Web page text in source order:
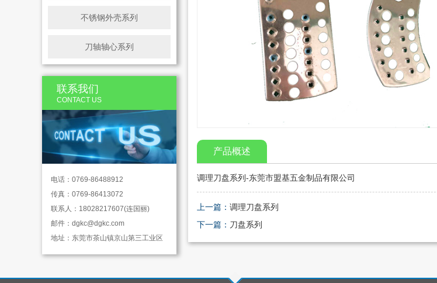
不锈钢外壳系列
刀轴轴心系列
联系我们
CONTACT US
电话：0769-86488912
传真：0769-86413072
联系人：18028217607(连国丽)
邮件： dgkc@dgkc.com
地址：东莞市茶山镇京山第三工业区
产品概述
调理刀盘系列-东莞市盟基五金制品有限公司
上一篇： 调理刀盘系列
下一篇： 刀盘系列